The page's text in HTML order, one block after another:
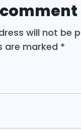
will not be
are marked *